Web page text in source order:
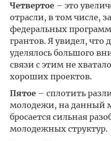
Четвертое – это
отрасли, в том числе,
федеральных
грантов. Я увидел, что
уделялось большого
связи с этим не
хороших проектов.
Пятое – сплотить
молодежи, на данный
бросается сильная
молодежных структур.